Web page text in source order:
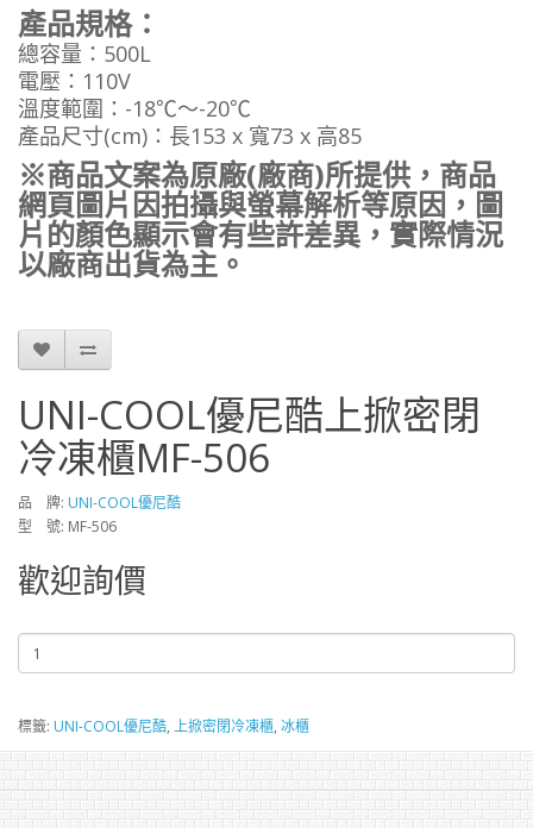
產品規格：
總容量：500L
電壓：110V
溫度範圍：-18℃～-20℃
產品尺寸(cm)：長153 x 寬73 x 高85
※商品文案為原廠(廠商)所提供，商品
網頁圖片因拍攝與螢幕解析等原因，圖
片的顏色顯示會有些許差異，實際情況
以廠商出貨為主。
UNI-COOL優尼酷上掀密閉
冷凍櫃MF-506
品 牌: UNI-COOL優尼酷
型 號: MF-506
歡迎詢價
標籤: UNI-COOL優尼酷, 上掀密閉冷凍櫃, 冰櫃